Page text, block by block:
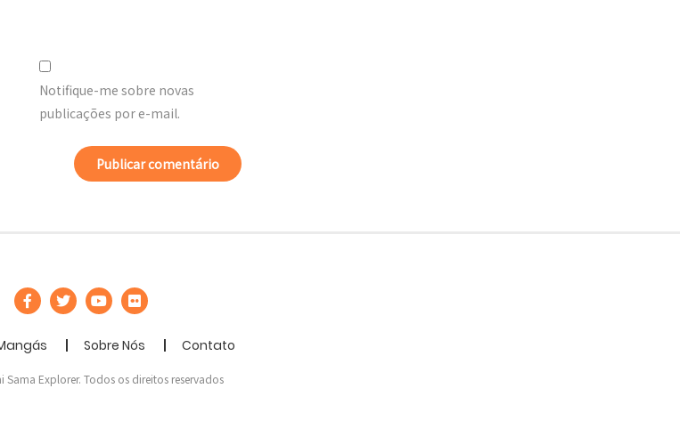
Notifique-me sobre novas
publicações por e-mail.
Sobre Nós Contato
Sama Explorer. Todos os direitos reservados